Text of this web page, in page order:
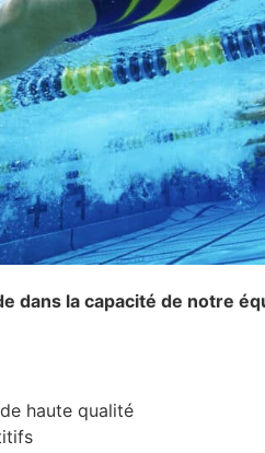
dans la capacité de notre
haute qualité